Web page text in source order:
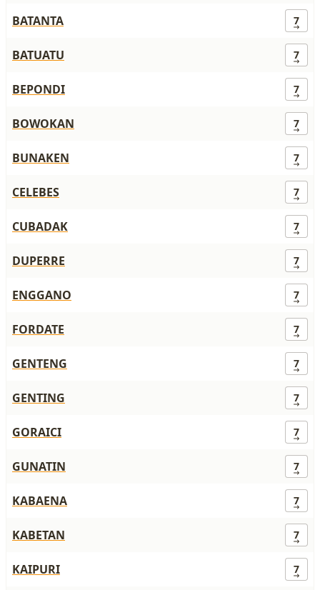
BATANTA 7
BATUATU 7
BEPONDI 7
BOWOKAN 7
BUNAKEN 7
CELEBES 7
CUBADAK 7
DUPERRE 7
ENGGANO 7
FORDATE 7
GENTENG 7
GENTING 7
GORAICI 7
GUNATIN 7
KABAENA 7
KABETAN 7
KAIPURI 7